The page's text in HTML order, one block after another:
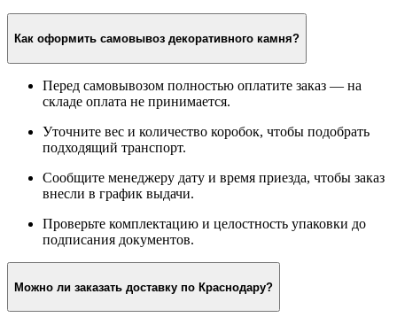
Как оформить самовывоз декоративного камня?
Перед самовывозом полностью оплатите заказ — на
складе оплата не принимается.
Уточните вес и количество коробок, чтобы подобрать
подходящий транспорт.
Сообщите менеджеру дату и время приезда, чтобы заказ
внесли в график выдачи.
Проверьте комплектацию и целостность упаковки до
подписания документов.
Можно ли заказать доставку по Краснодару?